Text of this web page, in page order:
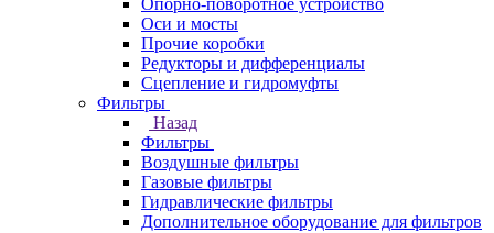
Опорно-поворотное устройство
Оси и мосты
Прочие коробки
Редукторы и дифференциалы
Сцепление и гидромуфты
Фильтры
Назад
Фильтры
Воздушные фильтры
Газовые фильтры
Гидравлические фильтры
Дополнительное оборудование для фильтров